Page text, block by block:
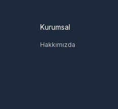
Jet Proxy
Kurumsal
Hakkımızda